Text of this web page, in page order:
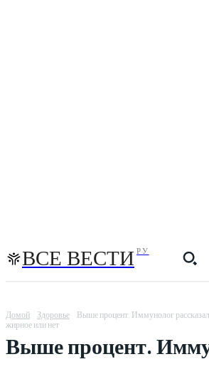
ВСЕ ВЕСТИ РУ
Домой Здоровье
Выше процент. Иммунолог
жирное или нет
Выше процент.